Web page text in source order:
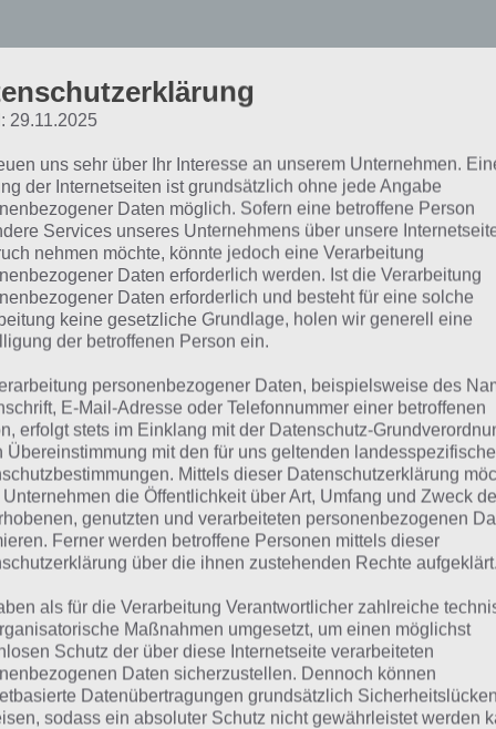
Force 2014: Spaßig
Umsetzung
2014
eine
Infinite
Sky Force 2014 überzeugt ab der ersten
Spielprinzip für Einsteiger, als auch für
zahlreiche Endbosse, die einem das Leben
mit der Aufgabe Zivilisten zu retten, hat
Zudem muss man gleichzeitig die
und sich nicht von deren Geschossen treffen
Gespielt wird mit einem Finger. Dadurch
an genau diese Position. Lasst ihr den
verlangsamt und ihr könnt euch einen
Force 2014 verschaffen.
Zudem müsst ihr euer Flugzeug upgraden,
absorbieren kann sowie mehr Schaden
es Laser, Megabomben, Magneten und
unterstützen. Dies alles kostet in Sky Force
Spiel aufsammeln solltet.
29.11.2025
uns sehr über Ihr Interesse an unserem Unternehmen.
der Internetseiten ist grundsätzlich ohne jede Angabe
Daten möglich. Sofern eine betroffene Person
Services unseres Unternehmens über unsere
nehmen möchte, könnte jedoch eine Verarbeitung
Daten erforderlich werden. Ist die Verarbeitung
Daten erforderlich und besteht für eine solche
keine gesetzliche Grundlage, holen wir generell eine
der betroffenen Person ein.
personenbezogener Daten, beispielsweise des
E-Mail-Adresse oder Telefonnummer einer betroffenen
erfolgt stets im Einklang mit der Datenschutz-
Übereinstimmung mit den für uns geltenden
Mittels dieser Datenschutzerklärung
Unternehmen die Öffentlichkeit über Art, Umfang und Zweck
genutzten und verarbeiteten personenbezogenen
Ferner werden betroffene Personen mittels dieser
über die ihnen zustehenden Rechte aufgeklärt.
als für die Verarbeitung Verantwortlicher zahlreiche
Maßnahmen umgesetzt, um einen möglichst
Schutz der über diese Internetseite verarbeiteten
Daten sicherzustellen. Dennoch können
Datenübertragungen grundsätzlich Sicherheitslücken
sodass ein absoluter Schutz nicht gewährleistet werden